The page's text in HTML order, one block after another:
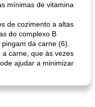
mínimas de vitamina
de cozimento a altas
do complexo B
da carne (6).
a carne, que às vezes
ajudar a minimizar